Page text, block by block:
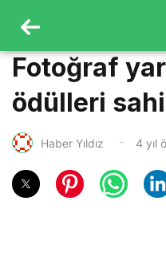
Fotoğraf
ödülleri
Haber Yıldız 4 yıl